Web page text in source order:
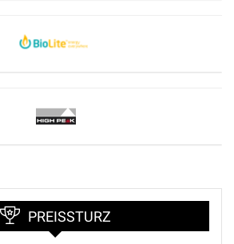
PREISSTURZ